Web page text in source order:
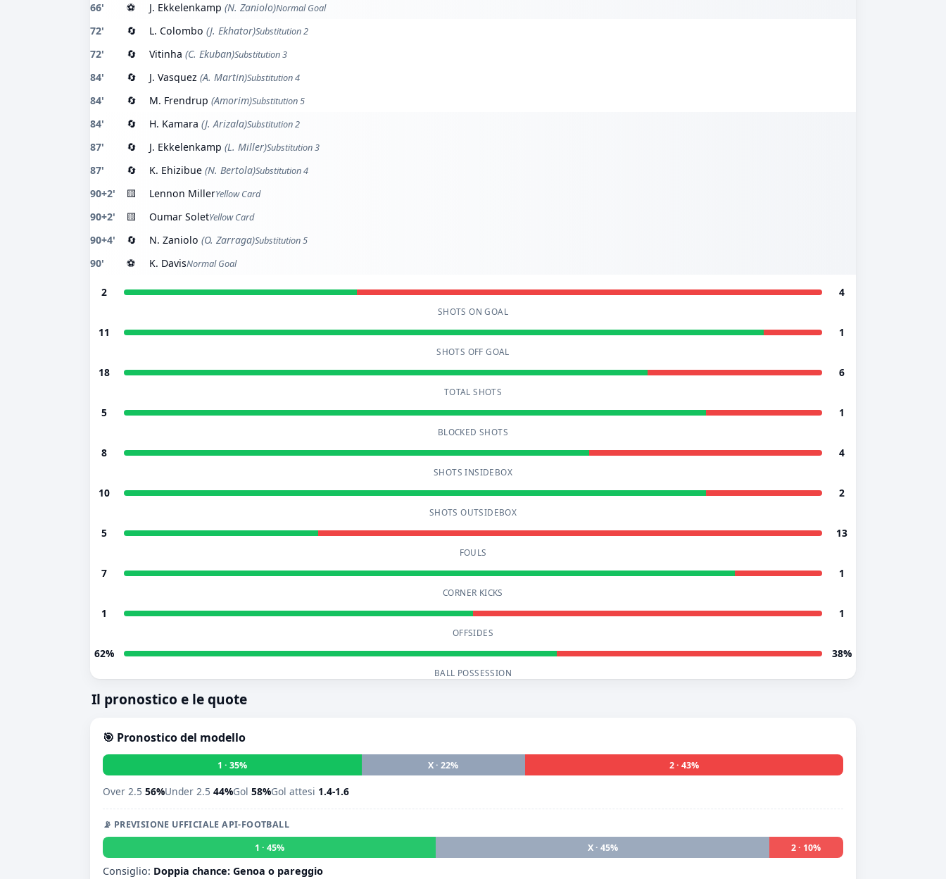
66' ⚽ J. Ekkelenkamp (N. Zaniolo)Normal Goal
72' 🔄 L. Colombo (J. Ekhator)Substitution 2
72' 🔄 Vitinha (C. Ekuban)Substitution 3
84' 🔄 J. Vasquez (A. Martin)Substitution 4
84' 🔄 M. Frendrup (Amorim)Substitution 5
84' 🔄 H. Kamara (J. Arizala)Substitution 2
87' 🔄 J. Ekkelenkamp (L. Miller)Substitution 3
87' 🔄 K. Ehizibue (N. Bertola)Substitution 4
90+2' 🟨 Lennon MillerYellow Card
90+2' 🟨 Oumar SoletYellow Card
90+4' 🔄 N. Zaniolo (O. Zarraga)Substitution 5
90' ⚽ K. DavisNormal Goal
2 4
SHOTS ON GOAL
11 1
SHOTS OFF GOAL
18 6
TOTAL SHOTS
5 1
BLOCKED SHOTS
8 4
SHOTS INSIDEBOX
10 2
SHOTS OUTSIDEBOX
5 13
FOULS
7 1
CORNER KICKS
1 1
OFFSIDES
62% 38%
BALL POSSESSION
Il pronostico e le quote
🎯 Pronostico del modello
1 · 35% X · 22% 2 · 43%
Over 2.5 56%Under 2.5 44%Gol 58%Gol attesi 1.4-1.6
📡 PREVISIONE UFFICIALE API-FOOTBALL
1 · 45%
X · 45% 2 · 10%
Consiglio: Doppia chance: Genoa o pareggio